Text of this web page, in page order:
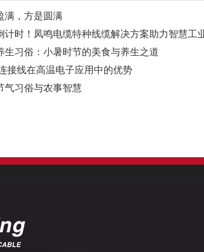
满，方是圆满
计时！凤鸣电缆特种线缆解决方案助力智慧工
生习俗：小暑时节的美食与养生之道
接线在高温电子应用中的优势
气习俗与农事智慧